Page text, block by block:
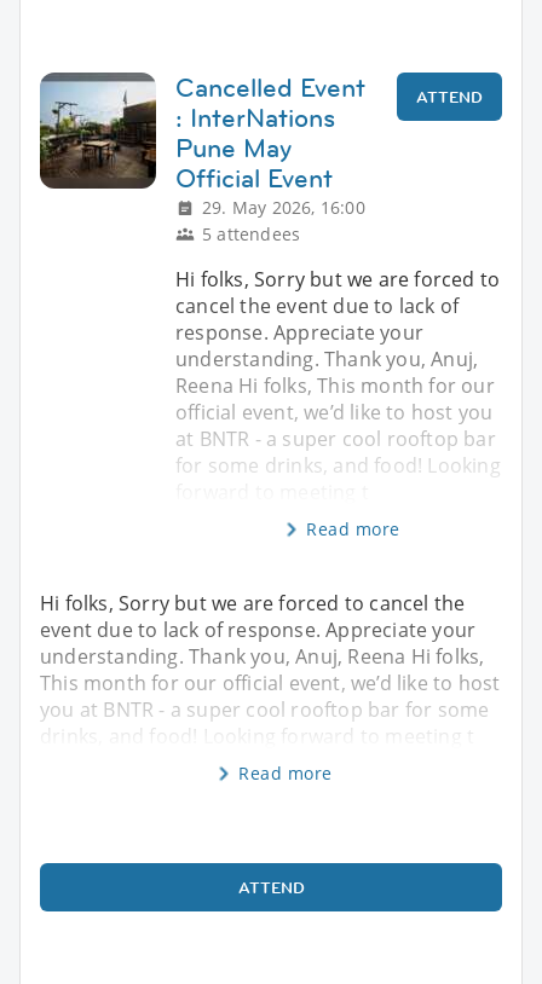
Cancelled Event
: InterNations
Pune May
Official Event
29. May 2026, 16:00
5 attendees
ATTEND
Hi folks, Sorry but we are forced to
cancel the event due to lack of
response. Appreciate your
understanding. Thank you, Anuj,
Reena Hi folks, This month for our
official event, we’d like to host you
at BNTR - a super cool rooftop bar
for some drinks, and food! Looking
Read more
Hi folks, Sorry but we are forced to cancel the
event due to lack of response. Appreciate your
understanding. Thank you, Anuj, Reena Hi folks,
This month for our official event, we’d like to host
you at BNTR - a super cool rooftop bar for some
drinks, and food! Looking forward to meeting t
Read more
ATTEND